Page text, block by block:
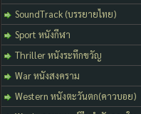
SoundTrack (บรรยายไทย)
Sport หนังกีฬา
Thriller หนังระทึกขวัญ
War หนังสงคราม
Western หนังตะวันตก(คาวบอย)